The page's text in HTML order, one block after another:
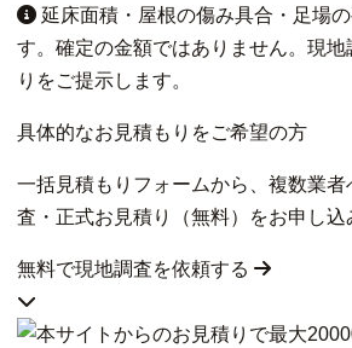
延床面積・屋根の傷み具合・足場
す。確定の金額ではありません。現
りをご提示します。
具体的なお見積もりをご希望の方
一括見積もりフォームから、複数業
査・正式お見積り（無料）をお申し込
無料で現地調査を依頼する